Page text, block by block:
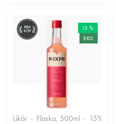
BRA
KÖP
13 %
EKO
Likör Flaska, 500ml 15%